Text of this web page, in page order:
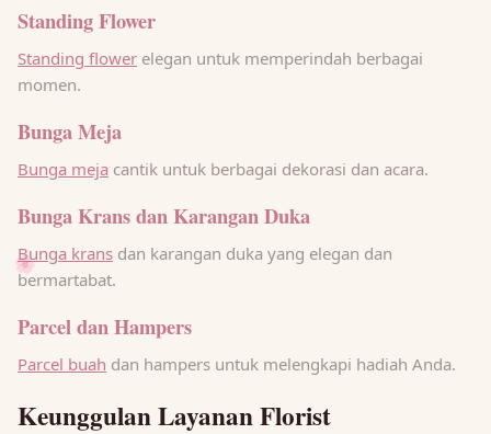
🌸
Standing Flower
Standing flower elegan untuk memperindah berbagai
momen.
Bunga Meja
Bunga meja cantik untuk berbagai dekorasi dan acara.
Bunga Krans dan Karangan Duka
Bunga krans dan karangan duka yang elegan dan
bermartabat.
Parcel dan Hampers
Parcel buah dan hampers untuk melengkapi hadiah Anda.
Keunggulan Layanan Florist